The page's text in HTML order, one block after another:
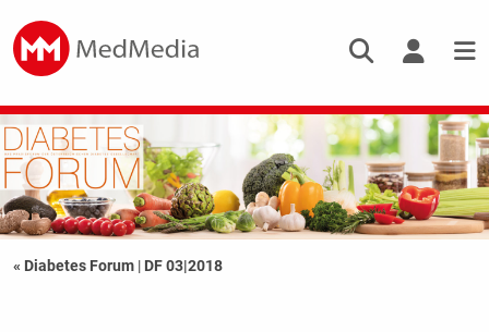
« Diabetes Forum | DF 03|2018